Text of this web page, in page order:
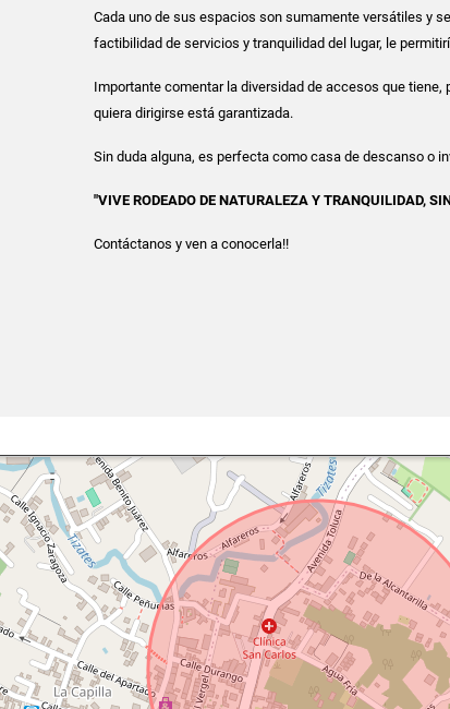
Cada uno de sus espacios son sumamente versátiles y
factibilidad de servicios y tranquilidad del lugar, le
Importante comentar la diversidad de accesos que
quiera dirigirse está garantizada.
Sin duda alguna, es perfecta como casa de descanso o
"VIVE RODEADO DE NATURALEZA Y TRANQUILIDAD,
Contáctanos y ven a conocerla!!